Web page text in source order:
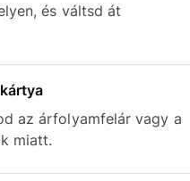
és váltsd át
az árfolyamfelár vagy a
miatt.